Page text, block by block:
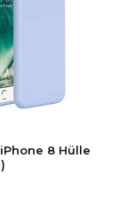
8 Hülle